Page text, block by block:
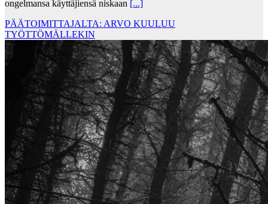
ongelmansa käyttäjiensä niskaan [...]
PÄÄTOIMITTAJALTA: ARVO KUULUU
TYÖTTÖMÄLLEKIN